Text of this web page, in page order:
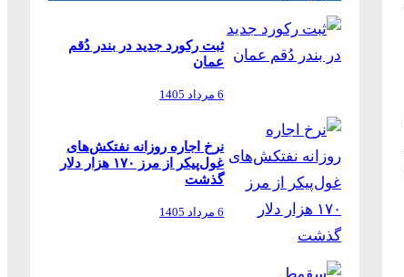
ثبت رکورد جدید در بندر دُقم
عمان
6 مرداد 1405
نرخ اجاره روزانه نفتکش‌های
غول‌پیکر از مرز ۱۷۰ هزار دلار
گذشت
6 مرداد 1405